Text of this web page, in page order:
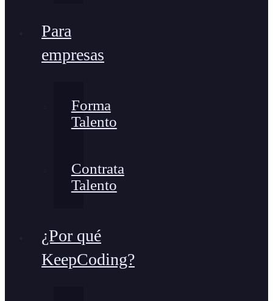
Para
empresas
Forma
Talento
Contrata
Talento
¿Por qué
KeepCoding?